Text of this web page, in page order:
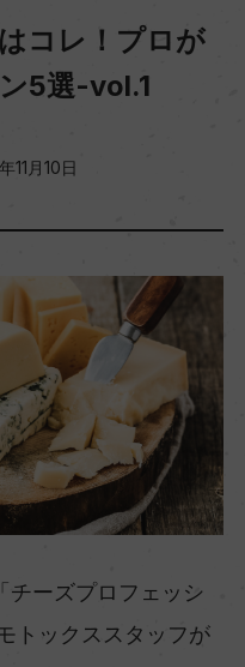
コレ！プロが
5選-vol.1
11月10日
チーズプロフェッシ
トックススタッフが